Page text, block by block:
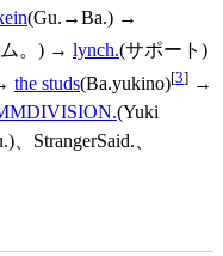
(Gu.→Ba.) →
。) → lynch.(サポート)
the studs(Ba.yukino)[3] →
(Yuki
、StrangerSaid.、